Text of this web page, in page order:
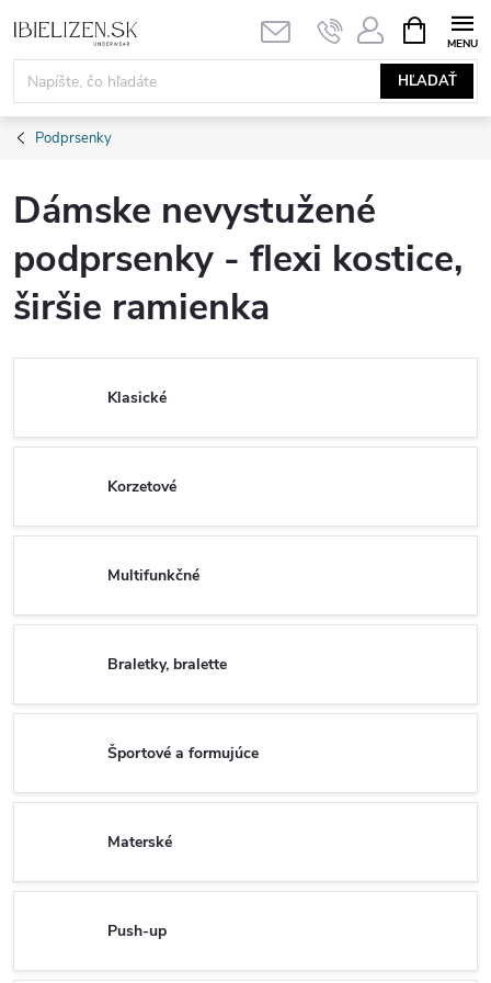
na
obsah
HĽADAŤ
KOŠÍK
Podprsenky
Dámske nevystužené
podprsenky - flexi kostice,
širšie ramienka
Klasické
Korzetové
Multifunkčné
Braletky, bralette
Športové a formujúce
Materské
Push-up